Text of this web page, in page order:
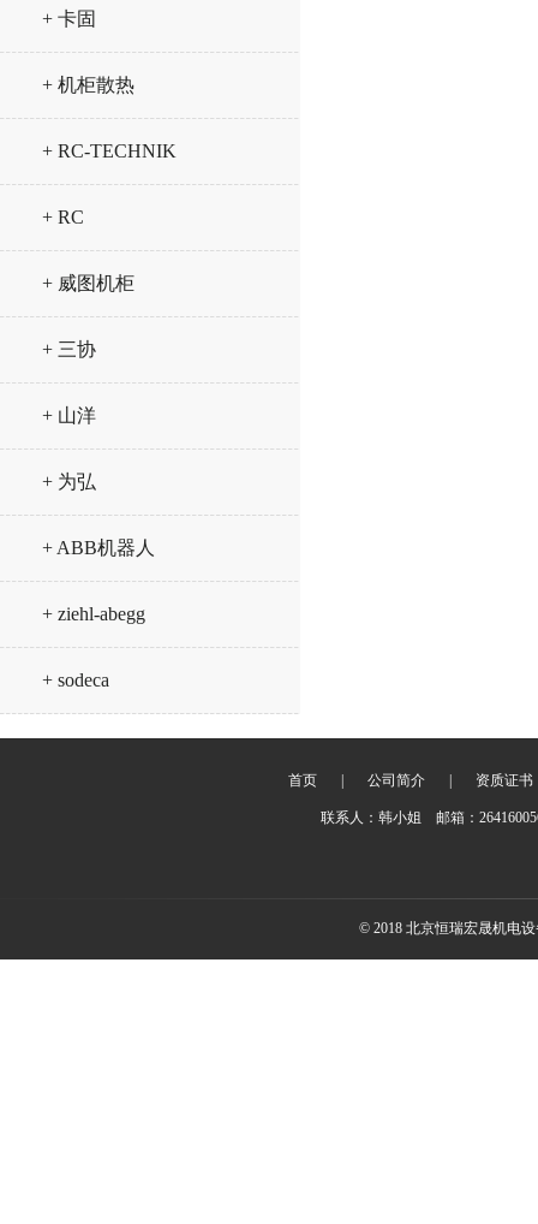
+ 卡固
+ 机柜散热
+ RC-TECHNIK
+ RC
+ 威图机柜
+ 三协
+ 山洋
+ 为弘
+ ABB机器人
+ ziehl-abegg
+ sodeca
首页 公司简介 资质证书
联系人：韩小姐 邮箱：
© 2018 北京恒瑞宏晟机电